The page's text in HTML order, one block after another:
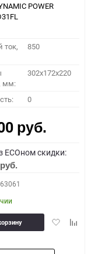
POWER
ток,
850
мм:
302x172x220
0
руб.
ECOном скидки:
руб.
Добавить